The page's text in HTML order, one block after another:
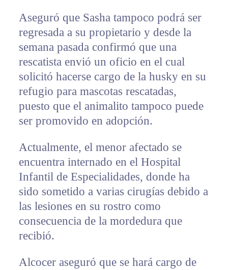
Aseguró que Sasha tampoco podrá ser
regresada a su propietario y desde la
semana pasada confirmó que una
rescatista envió un oficio en el cual
solicitó hacerse cargo de la husky en su
refugio para mascotas rescatadas,
puesto que el animalito tampoco puede
ser promovido en adopción.
Actualmente, el menor afectado se
encuentra internado en el Hospital
Infantil de Especialidades, donde ha
sido sometido a varias cirugías debido a
las lesiones en su rostro como
consecuencia de la mordedura que
recibió.
Alcocer aseguró que se hará cargo de